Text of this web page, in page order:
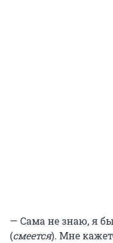
— Сама не знаю, я бы
(смеется). Мне